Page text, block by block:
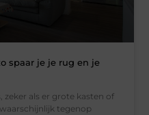
spaar je je rug en je
zeker als er grote kasten of
tegenop